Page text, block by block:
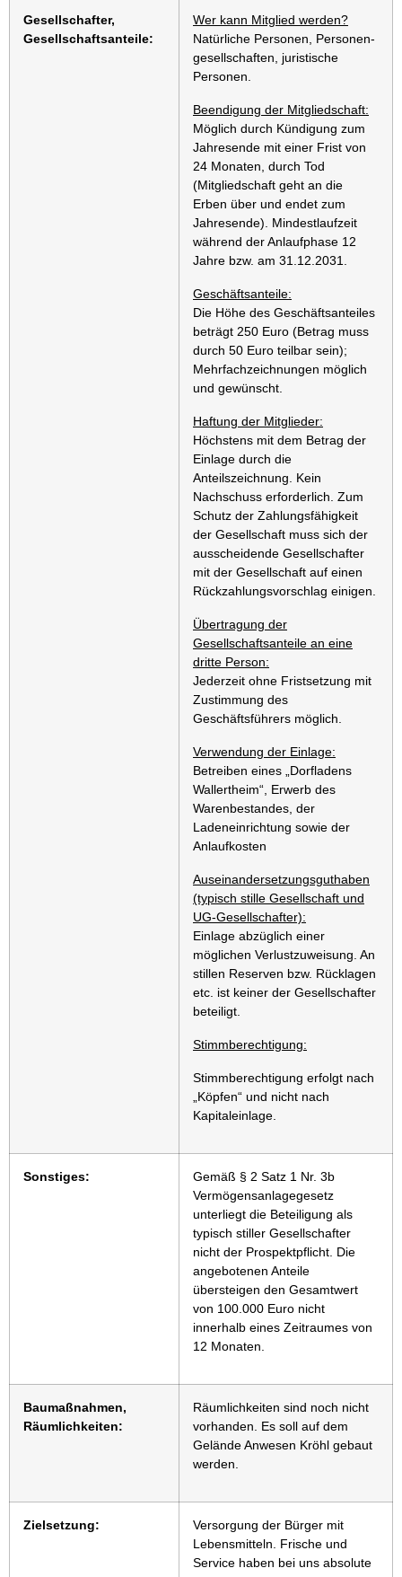
Gesellschafter,
Gesellschaftsanteile:
Wer kann Mitglied werden?
Natürliche Personen, Personen­
gesellschaften, juristische
Personen.
Beendigung der Mitgliedschaft:
Möglich durch Kündigung zum
Jahresende mit einer Frist von
24 Monaten, durch Tod
(Mitgliedschaft geht an die
Erben über und endet zum
Jahresende). Mindestlaufzeit
während der Anlaufphase 12
Jahre bzw. am 31.12.2031.
Geschäftsanteile:
Die Höhe des Geschäftsanteiles
beträgt 250 Euro (Betrag muss
durch 50 Euro teilbar sein);
Mehrfachzeichnungen möglich
und gewünscht.
Haftung der Mitglieder:
Höchstens mit dem Betrag der
Einlage durch die
Anteilszeichnung. Kein
Nachschuss erforderlich. Zum
Schutz der Zahlungsfähigkeit
der Gesellschaft muss sich der
ausscheidende Gesellschafter
mit der Gesellschaft auf einen
Rückzahlungsvorschlag einigen.
Übertragung der
Gesellschaftsanteile an eine
dritte Person:
Jederzeit ohne Fristsetzung mit
Zustimmung des
Geschäftsführers möglich.
Verwendung der Einlage:
Betreiben eines „Dorfladens
Wallertheim“, Erwerb des
Warenbestandes, der
Ladeneinrichtung sowie der
Anlaufkosten
Auseinandersetzungsguthaben
(typisch stille Gesellschaft und
UG-Gesellschafter):
Einlage abzüglich einer
möglichen Verlustzuweisung. An
stillen Reserven bzw. Rücklagen
etc. ist keiner der Gesellschafter
beteiligt.
Stimmberechtigung:
Stimmberechtigung erfolgt nach
„Köpfen“ und nicht nach
Kapitaleinlage.
Sonstiges:
Gemäß § 2 Satz 1 Nr. 3b
Vermögensanlagegesetz
unterliegt die Beteiligung als
typisch stiller Gesellschafter
nicht der Prospektpflicht. Die
angebotenen Anteile
übersteigen den Gesamtwert
von 100.000 Euro nicht
innerhalb eines Zeitraumes von
12 Monaten.
Baumaßnahmen,
Räumlichkeiten:
Räumlichkeiten sind noch nicht
vorhanden. Es soll auf dem
Gelände Anwesen Kröhl gebaut
werden.
Zielsetzung:
Versorgung der Bürger mit
Lebensmitteln. Frische und
Service haben bei uns absolute